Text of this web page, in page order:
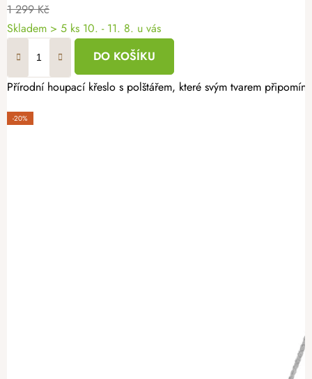
1 299 Kč
Skladem > 5 ks 10. - 11. 8. u vás
DO KOŠÍKU
Přírodní houpací křeslo s polštářem, které svým tvarem
-20%